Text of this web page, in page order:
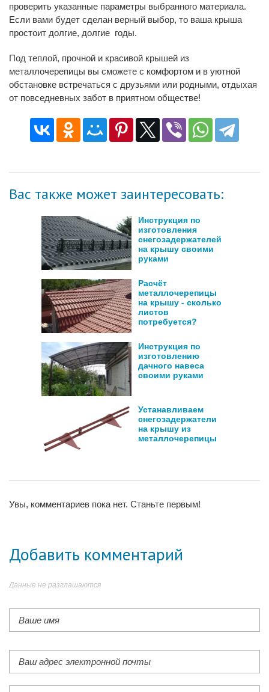
проверить указанные параметры выбранного материала.
Если вами будет сделан верный выбор, то ваша крыша
простоит долгие, долгие годы.
Под теплой, прочной и красивой крышей из
металлочерепицы вы сможете с комфортом и в уютной
обстановке встречаться с друзьями или родными, отдыхая
от повседневных забот в приятном обществе!
Вас также может заинтересовать:
Инструкция по
изготовления
снегозадержателей
на крышу своими
руками
Расчёт
металлочерепицы
на крышу - сколько
листов
потребуется?
Инструкция по
изготовлению
дачного навеса
своими руками
Устанавливаем
снегозадержатели
на крышу из
металлочерепицы
Увы, комментариев пока нет. Станьте первым!
Добавить комментарий
Данные не разглашаются